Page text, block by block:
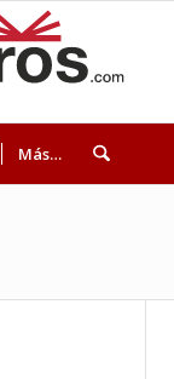
Más…